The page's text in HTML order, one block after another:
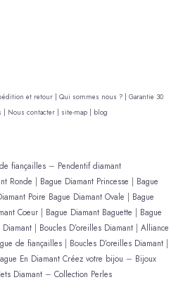
et retour | Qui sommes nous ? | Garantie 30
| Nous contacter | site-map | blog
fiançailles– Pendentif diamant
Ronde | Bague Diamant Princesse | Bague
Poire Bague Diamant Ovale | Bague
Coeur| Bague Diamant Baguette | Bague
Diamant| Boucles D’oreilles Diamant| Alliance
de fiançailles | Boucles D’oreilles Diamant |
En Diamant Créez votre bijou – Bijoux
Diamant – Collection Perles